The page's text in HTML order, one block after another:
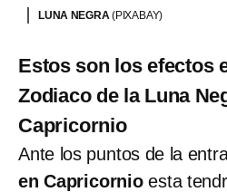
LUNA NEGRA (PIXABAY)
Estos son los efectos
Zodiaco de la Luna
Capricornio
Ante los puntos de la
en Capricornioesta